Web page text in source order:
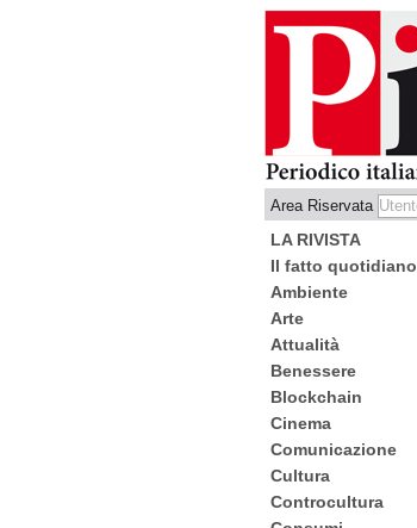
Area Riservata
LA RIVISTA
Il fatto quotidiano
Ambiente
Arte
Attualità
Benessere
Blockchain
Cinema
Comunicazione
Cultura
Controcultura